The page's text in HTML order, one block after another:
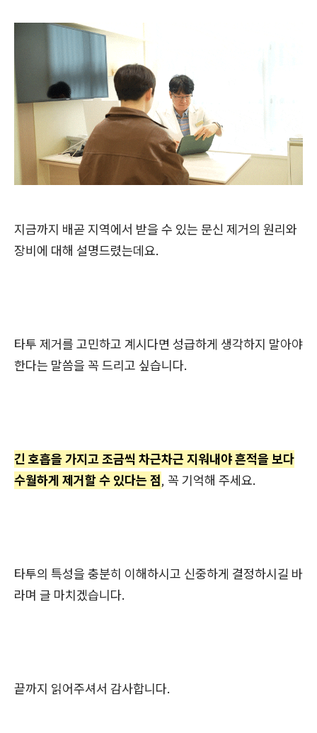
지금까지 배곧 지역에서 받을 수 있는 문신 제거의 원리와
장비에 대해 설명드렸는데요.
타투 제거를 고민하고 계시다면 성급하게 생각하지 말아야
한다는 말씀을 꼭 드리고 싶습니다.
긴 호흡을 가지고 조금씩 차근차근 지워내야 흔적을 보다
수월하게 제거할 수 있다는 점, 꼭 기억해 주세요.
타투의 특성을 충분히 이해하시고 신중하게 결정하시길 바
라며 글 마치겠습니다.
끝까지 읽어주셔서 감사합니다.